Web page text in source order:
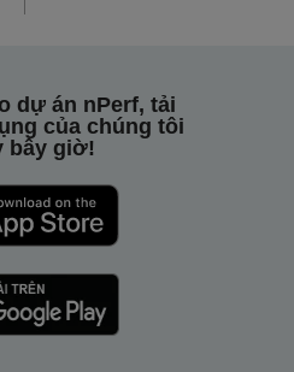
dự án nPerf, tải
của chúng tôi
bây giờ!